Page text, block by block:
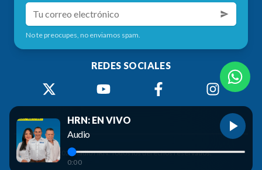
No te preocupes, no enviamos spam.
REDES SOCIALES
2026 Radio HRN. Todos los derechos reservados.
HRN: EN VIVO
Audio
0:00